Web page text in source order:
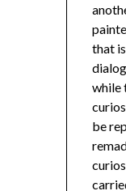
that
while
be